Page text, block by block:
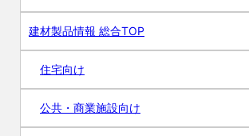
建材製品情報 総合TOP
住宅向け
公共・商業施設向け